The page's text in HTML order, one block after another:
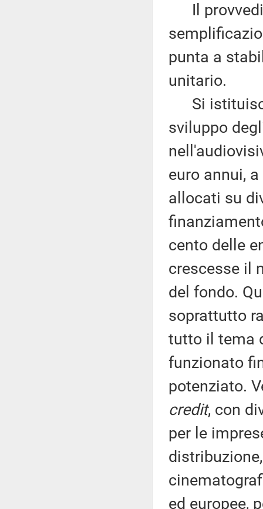
Il
punta a
unitario.
Si
sviluppo
euro annui,
allocati su
cento delle
crescesse il
del fondo.
soprattutto
tutto il tema
funzionato
potenziato.
credit, con
per le
ed europee,